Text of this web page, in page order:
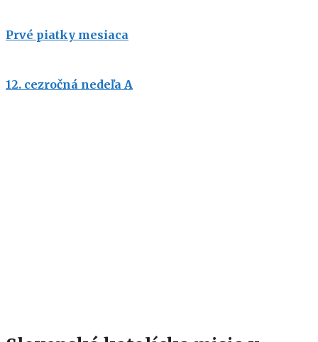
Prvé piatky mesiaca
12. cezročná nedeľa A